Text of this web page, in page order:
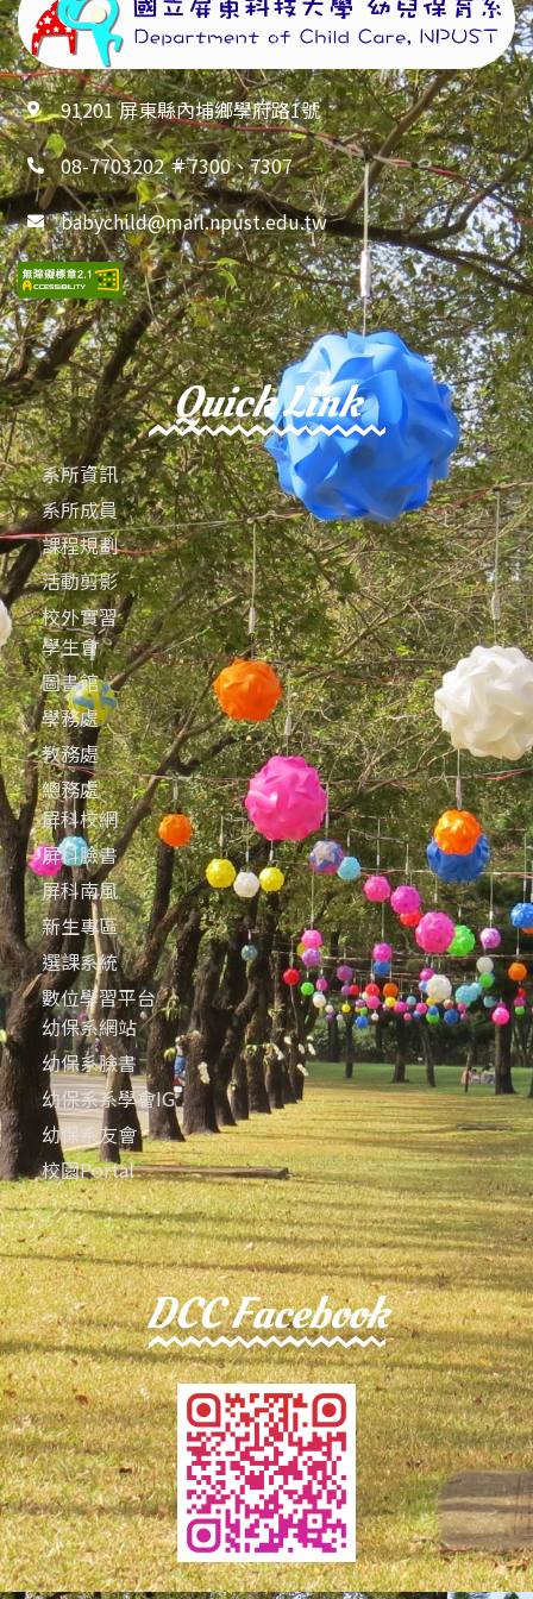
91201 屏東縣內埔鄉學府路1號
08-7703202 ＃7300、7307
babychild@mail.npust.edu.tw
Quick Link
系所資訊
系所成員
課程規劃
活動剪影
校外實習
學生會
圖書館
學務處
教務處
總務處
屏科校網
屏科臉書
屏科南風
新生專區
選課系統
數位學習平台
幼保系網站
幼保系臉書
幼保系系學會IG
幼保系友會
校園Portal
DCC Facebook